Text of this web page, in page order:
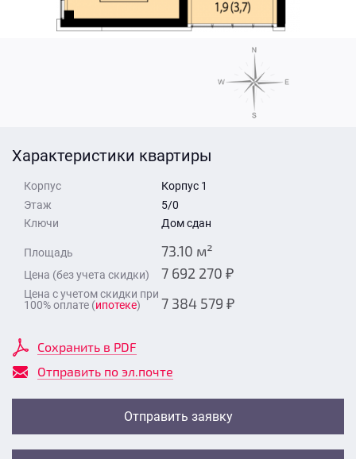
Характеристики квартиры
Корпус
Корпус 1
Этаж
5/0
Ключи
Дом сдан
Площадь 73.10 м²
Цена (без учета скидки) 7 692 270 ₽
Цена с учетом скидки при
100% оплате (ипотеке) 7 384 579 ₽
Сохранить в PDF
Отправить по эл.почте
Отправить заявку
Стоимость квартиры
Время для звонка
Отправить
Время для звонка
Отправить